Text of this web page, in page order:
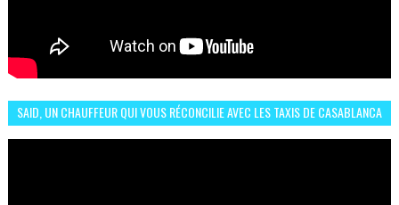
SAID, UN CHAUFFEUR QUI VOUS RÉCONCILIE AVEC LES TAXIS DE CASABLANCA